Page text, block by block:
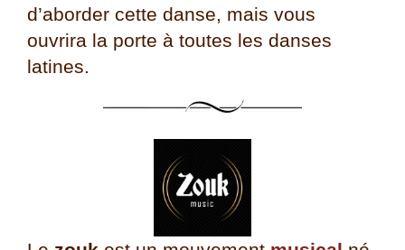
d’aborder cette danse, mais vous
ouvrira la porte à toutes les danses
latines.